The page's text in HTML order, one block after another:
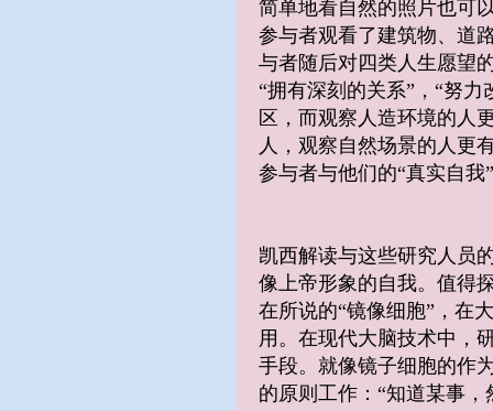
简单地看自然的照片也可
参与者观看了建筑物、道
与者随后对四类人生愿望
“拥有深刻的关系”，“努
区，而观察人造环境的人
人，观察自然场景的人更
参与者与他们的“真实自
凯西解读与这些研究人员
像上帝形象的自我。值得
在所说的“镜像细胞”，在
用。在现代大脑技术中，
手段。就像镜子细胞的作
的原则工作：“知道某事